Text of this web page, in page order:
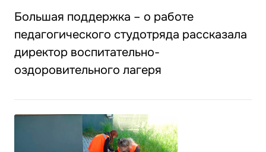
Большая поддержка – о работе
педагогического студотряда рассказала
директор воспитательно-
оздоровительного лагеря